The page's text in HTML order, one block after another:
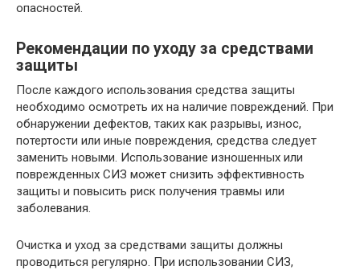
опасностей.
Рекомендации по уходу за средствами
защиты
После каждого использования средства защиты
необходимо осмотреть их на наличие повреждений. При
обнаружении дефектов, таких как разрывы, износ,
потертости или иные повреждения, средства следует
заменить новыми. Использование изношенных или
поврежденных СИЗ может снизить эффективность
защиты и повысить риск получения травмы или
заболевания.
Очистка и уход за средствами защиты должны
проводиться регулярно. При использовании СИЗ,